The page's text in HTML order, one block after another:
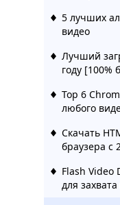
5 лучших
видео
Лучший
году [100%
Top 6
любого
Скачать
браузера с
Flash Video
для